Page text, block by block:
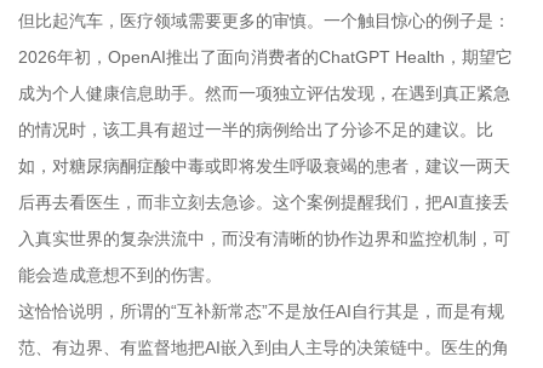
但比起汽车，医疗领域需要更多的审慎。一个触目惊心的例子是：
2026年初，OpenAI推出了面向消费者的ChatGPT Health，期望它
成为个人健康信息助手。然而一项独立评估发现，在遇到真正紧急
的情况时，该工具有超过一半的病例给出了分诊不足的建议。比
如，对糖尿病酮症酸中毒或即将发生呼吸衰竭的患者，建议一两天
后再去看医生，而非立刻去急诊。这个案例提醒我们，把AI直接丢
入真实世界的复杂洪流中，而没有清晰的协作边界和监控机制，可
能会造成意想不到的伤害。
这恰恰说明，所谓的“互补新常态”不是放任AI自行其是，而是有规
范、有边界、有监督地把AI嵌入到由人主导的决策链中。医生的角